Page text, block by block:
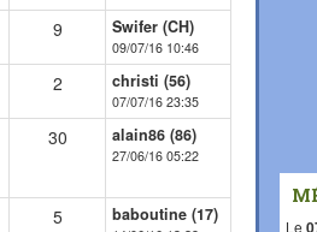
9 Swifer (CH)
09/07/16 10:46
2 christi (56)
07/07/16 23:35
30 alain86 (86)
27/06/16 05:22
5 baboutine (17)
Le